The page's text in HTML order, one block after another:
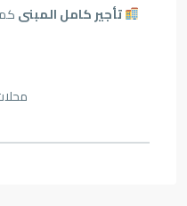
تأجير كامل المبنى